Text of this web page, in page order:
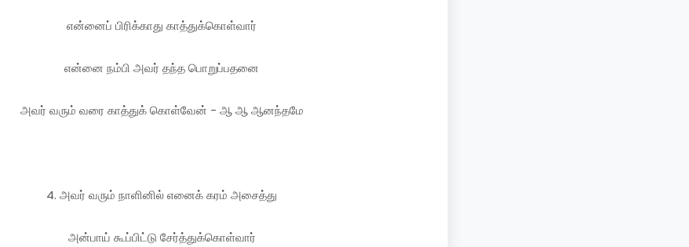
என்னைப் பிரிக்காது காத்துக்கொள்வார்
என்னை நம்பி அவர் தந்த பொறுப்பதனை
அவர் வரும் வரை காத்துக் கொள்வேன் - ஆ ஆ ஆனந்தமே
4. அவர் வரும் நாளினில் எனைக் கரம் அசைத்து
அன்பாய் கூப்பிட்டு சேர்த்துக்கொள்வார்